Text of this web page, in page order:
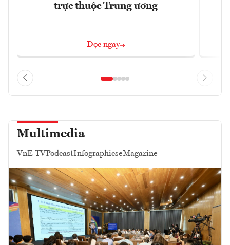
trực thuộc Trung ương
Đọc ngay
Multimedia
VnE TVPodcastInfographicseMagazine